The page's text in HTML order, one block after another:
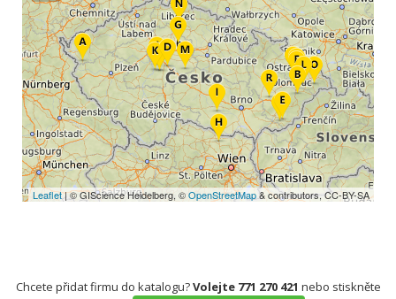
Leaflet| © GIScience Heidelberg, ©OpenStreetMap& contributors, CC-BY-SA
Chcete přidat firmu do katalogu?Volejte 771 270 421 nebo stiskněte